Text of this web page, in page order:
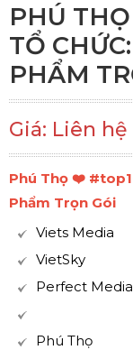
PHÚ
TỔ
PHẨM
Giá: Liên hệ
Phú Thọ ❤️️
Phẩm Trọn Gói
Viets Media
VietSky
Perfect Media
Phú Thọ